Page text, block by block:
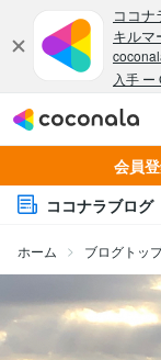
会員
ココナラブログ
ホーム ブログトッ